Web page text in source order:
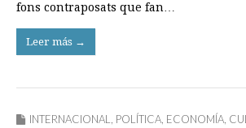
fons contraposats que fan…
Leer más →
INTERNACIONAL, POLÍTICA, ECONOMÍA,